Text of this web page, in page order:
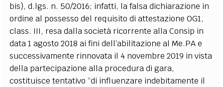
bis), d.lgs. n. 50/2016; infatti, la falsa dichiarazione in
ordine al possesso del requisito di attestazione OG1,
class. III, resa dalla società ricorrente alla Consip in
data 1 agosto 2018 ai fini dell’abilitazione al Me.PA e
successivamente rinnovata il 4 novembre 2019 in vista
della partecipazione alla procedura di gara,
costituisce tentativo “di influenzare indebitamente il